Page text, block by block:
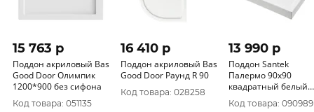
15 763 p
Поддон акриловый Bas
Good Door Олимпик
1200*900 без сифона
Код товара: 051135
16 410 p
Поддон акриловый Bas
Good Door Раунд R 90
Код товара: 028258
13 990 p
Поддон Santek
Палермо 90х90
квадратный белый
1WH302476
Код товара: 090989